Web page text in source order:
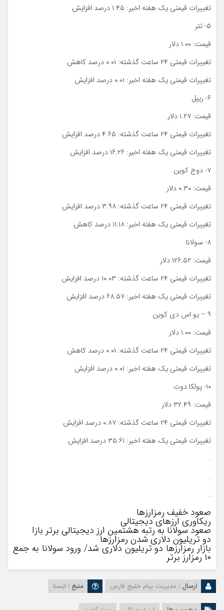
تغییرات قیمتی یک هفته اخیر: ۱.۴۵ درصد افزایش
۵- تتر
قیمت: ۱.۰۰ دلار
تغییرات قیمتی ۲۴ ساعت گذشته: ۰.۰۱ درصد کاهش
تغییرات قیمتی یک هفته اخیر: ۰.۰۱ درصد افزایش
۶- ریپل
قیمت: ۱.۲۷ دلار
تغییرات قیمتی ۲۴ ساعت گذشته: ۴.۶۵ درصد افزایش
تغییرات قیمتی یک هفته اخیر: ۱۶.۲۶ درصد افزایش
۷- دوج کوین
قیمت: ۰.۳۰ دلار
تغییرات قیمتی ۲۴ ساعت گذشته: ۳.۹۸ درصد افزایش
تغییرات قیمتی یک هفته اخیر: ۱۱.۱۸ درصد کاهش
۸- سولانا
قیمت: ۱۲۶.۵۲ دلار
تغییرات قیمتی ۲۴ ساعت گذشته: ۱۰.۰۳ درصد افزایش
تغییرات قیمتی یک هفته اخیر: ۶۸.۵۷ درصد افزایش
۹ – یو اس دی کوین
قیمت: ۱.۰۰ دلار
تغییرات قیمتی ۲۴ ساعت گذشته: ۰.۰۱ درصد کاهش
تغییرات قیمتی یک هفته اخیر: ۰.۰۱ درصد افزایش
۱۰- پولکا دوت
قیمت: ۳۲.۴۹ دلار
تغییرات قیمتی ۲۴ ساعت گذشته: ۰.۸۷ درصد افزایش
تغییرات قیمتی یک هفته اخیر: ۳۵.۶۱ درصد افزایش
.
.
.
صعود خفیف رمزارزها
ریکاوری ارزهای دیجیتالی
صعود سولانا به رتبه هشتمین ارز دیجیتالی برتر بازا
دو تریلیون دلاری شدن رمزارزها
بازار رمزارزها دو تریلیون دلاری شد/ ورود سولانا به جمع
۱۰ رمزارز برتر
ارسال : مدیریت پیام خلیج فارس منبع : ایسنا